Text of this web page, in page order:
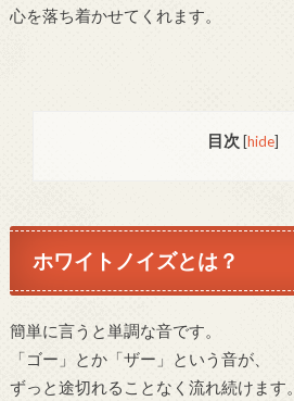
心を落ち着かせてくれます。
目次 [hide]
ホワイトノイズとは？
簡単に言うと単調な音です。
「ゴー」とか「ザー」という音が、
ずっと途切れることなく流れ続けます。